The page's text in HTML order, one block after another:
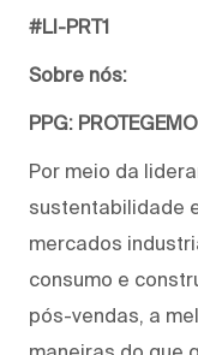
#LI-PRT1
Sobre nós:
PPG:
Por meio da
sustentabilidade
mercados
consumo e
pós-vendas, a